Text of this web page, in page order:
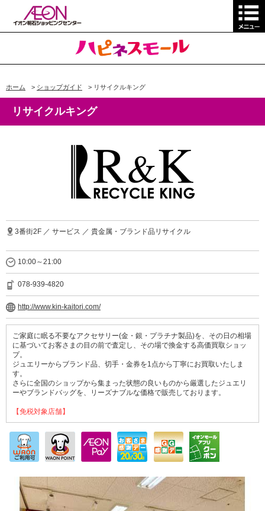
ホーム > ショップガイド > リサイクルキング
リサイクルキング
3番街2F ／ サービス ／ 貴金属・ブランド品リサイクル
10:00～21:00
078-939-4820
http://www.kin-kaitori.com/
ご家庭に眠る不要なアクセサリー(金・銀・プラチナ製品)を、その日の相場
に基づいてお客さまの目の前で査定し、その場で換金する高価買取ショッ
プ。
ジュエリーからブランド品、切手・金券を1点から丁寧にお買取いたしま
す。
さらに全国のショップから集まった状態の良いものから厳選したジュエリ
ーやブランドバッグを、リーズナブルな価格で販売しております。
【免税対象店舗】